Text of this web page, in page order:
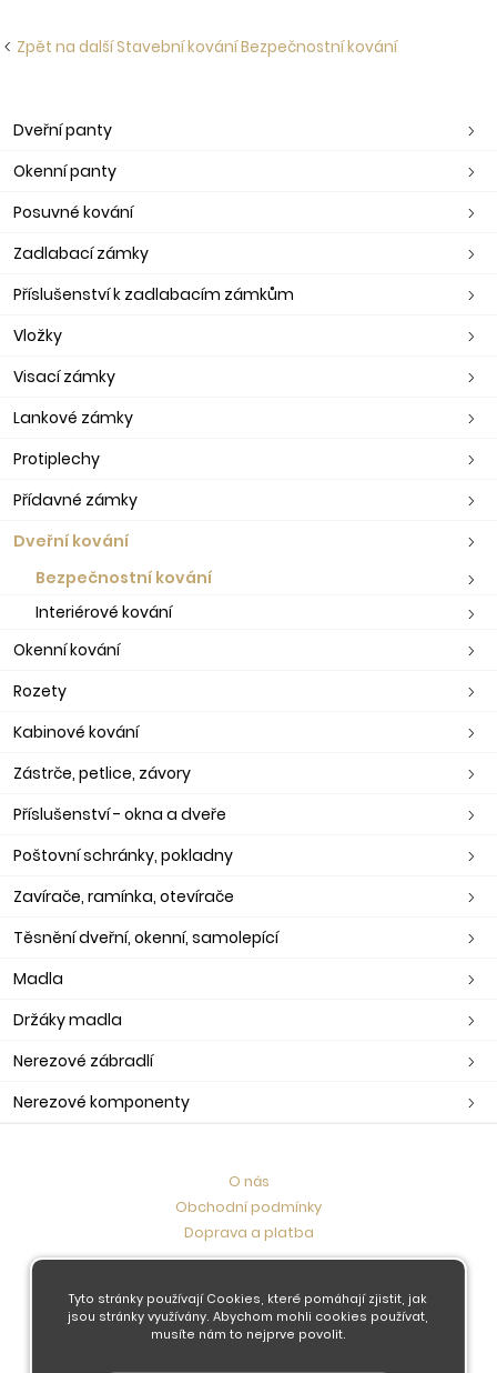
Zpět na další Stavební kování Bezpečnostní kování
Dveřní panty
Okenní panty
Posuvné kování
Zadlabací zámky
Příslušenství k zadlabacím zámkům
Vložky
Visací zámky
Lankové zámky
Protiplechy
Přídavné zámky
Dveřní kování
Bezpečnostní kování
Interiérové kování
Okenní kování
Rozety
Kabinové kování
Zástrče, petlice, závory
Příslušenství - okna a dveře
Poštovní schránky, pokladny
Zavírače, ramínka, otevírače
Těsnění dveřní, okenní, samolepící
Madla
Držáky madla
Nerezové zábradlí
Nerezové komponenty
O nás
Obchodní podmínky
Doprava a platba
Kontaktujte nás
Tyto stránky používají Cookies, které pomáhají zjistit, jak
jsou stránky využívány. Abychom mohli cookies používat,
musíte nám to nejprve povolit.